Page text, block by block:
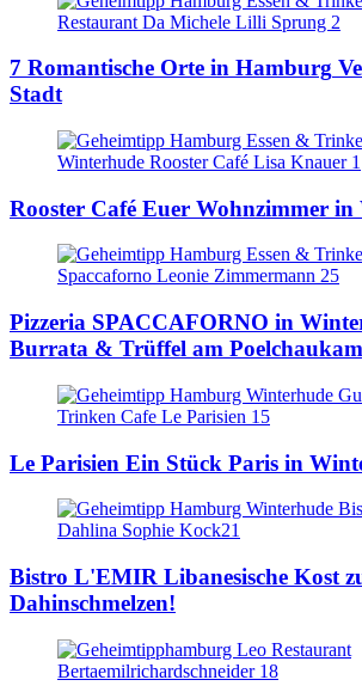
7 Romantische Orte in Hamburg
Stadt
Rooster Café Euer Wohnzimmer in
Pizzeria SPACCAFORNO in
Burrata & Trüffel am
Le Parisien Ein Stück Paris in
Bistro L'EMIR Libanesische Kost
Dahinschmelzen!